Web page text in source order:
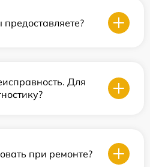
Для
при ремонте?